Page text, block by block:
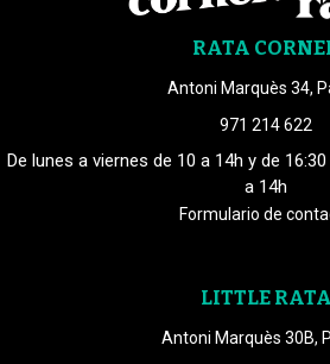
RATA
Antoni Marquès 34,
971 214 622
De lunes a viernes de 10 a 14h y de
a 14h
Formulario de
LITTLE RATA
Antoni Marquès 30B,